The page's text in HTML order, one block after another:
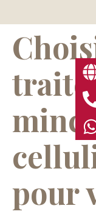
pour